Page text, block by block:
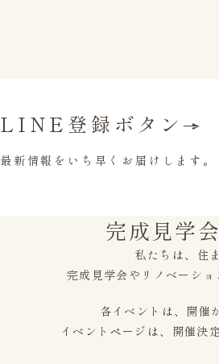
LINE登録ボタン
最新情報をいち早くお届けします。
完成見学
私たちは、住
完成見学会やリノベーシ
各イベントは、開催
イベントページは、開催決